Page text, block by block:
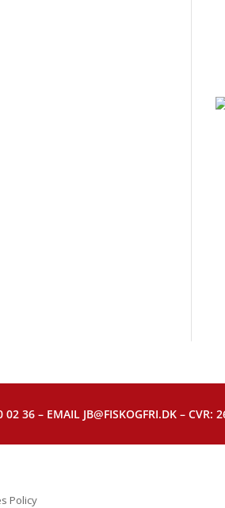
36 – EMAIL JB@FISKOGFRI.DK – CVR:
Policy